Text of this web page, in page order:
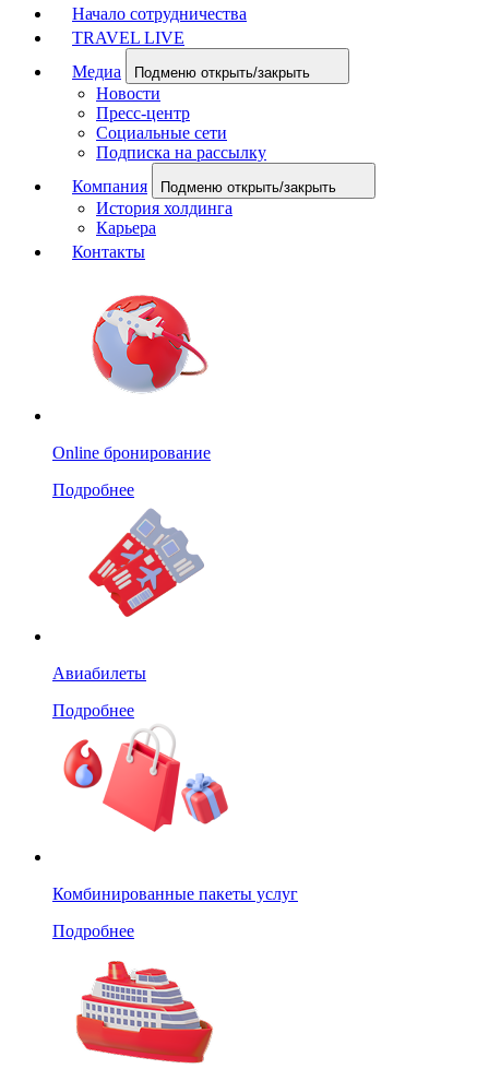
Начало сотрудничества
TRAVEL LIVE
Медиа
Подменю открыть/закрыть
Новости
Пресс-центр
Социальные сети
Подписка на рассылку
Компания
Подменю открыть/закрыть
История холдинга
Карьера
Контакты
Online бронирование
Подробнее
Авиабилеты
Подробнее
Комбинированные пакеты услуг
Подробнее